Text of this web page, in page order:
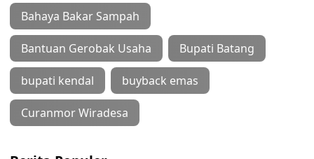
Bahaya Bakar Sampah
Bantuan Gerobak Usaha Bupati Batang
bupati kendal buyback emas
Curanmor Wiradesa